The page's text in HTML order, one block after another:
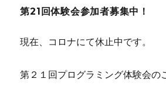
第21回体験会参加者募集中！
現在、コロナにて休止中です。
第２１回プログラミング体験会の